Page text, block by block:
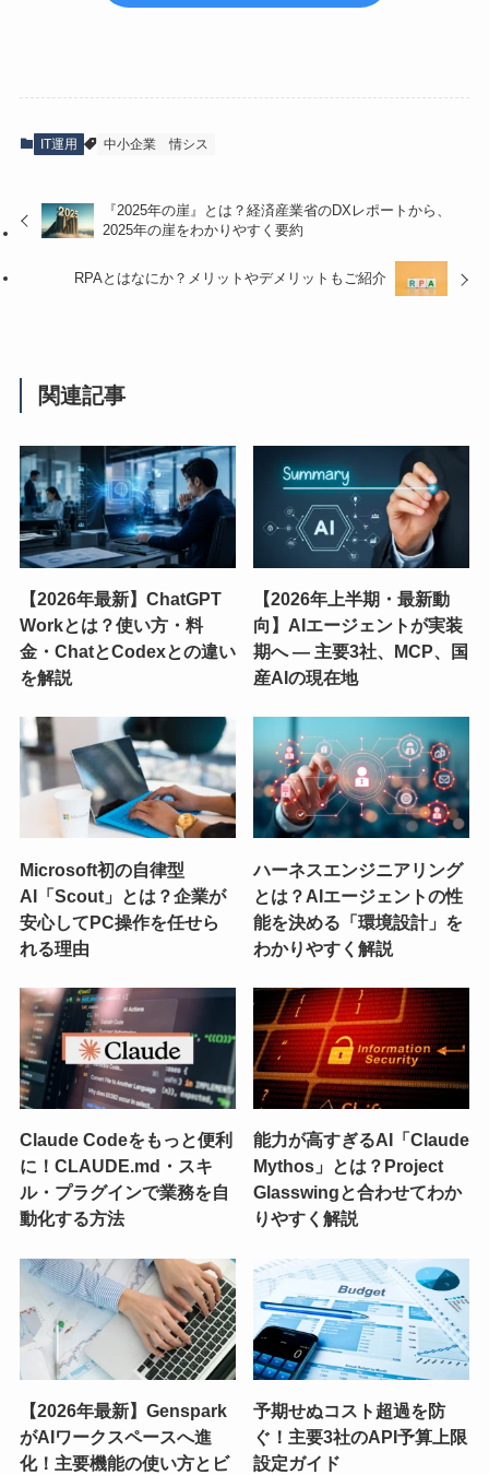
IT運用 中小企業 情シス
『2025年の崖』とは？経済産業省のDXレポートから、
2025年の崖をわかりやすく要約
RPAとはなにか？メリットやデメリットもご紹介
関連記事
【2026年最新】ChatGPT
Workとは？使い方・料
金・ChatとCodexとの違い
を解説
【2026年上半期・最新動
向】AIエージェントが実装
期へ ― 主要3社、MCP、国
産AIの現在地
Microsoft初の自律型
AI「Scout」とは？企業が
安心してPC操作を任せら
れる理由
ハーネスエンジニアリング
とは？AIエージェントの性
能を決める「環境設計」を
わかりやすく解説
Claude Codeをもっと便利
に！CLAUDE.md・スキ
ル・プラグインで業務を自
動化する方法
能力が高すぎるAI「Claude
Mythos」とは？Project
Glasswingと合わせてわか
りやすく解説
【2026年最新】Genspark
がAIワークスペースへ進
化！主要機能の使い方とビ
予期せぬコスト超過を防
ぐ！主要3社のAPI予算上限
設定ガイド